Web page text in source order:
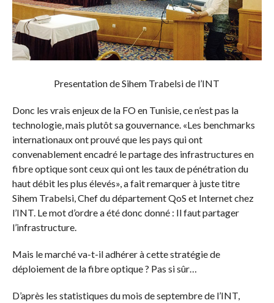
Presentation de Sihem Trabelsi de l’INT
Donc les vrais enjeux de la FO en Tunisie, ce n’est pas la
technologie, mais plutôt sa gouvernance. «Les benchmarks
internationaux ont prouvé que les pays qui ont
convenablement encadré le partage des infrastructures en
fibre optique sont ceux qui ont les taux de pénétration du
haut débit les plus élevés», a fait remarquer à juste titre
Sihem Trabelsi, Chef du département QoS et Internet chez
l’INT. Le mot d’ordre a été donc donné : Il faut partager
l’infrastructure.
Mais le marché va-t-il adhérer à cette stratégie de
déploiement de la fibre optique ? Pas si sûr…
D’après les statistiques du mois de septembre de l’INT,